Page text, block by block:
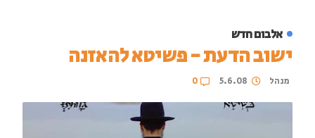
אלבום חדש
ישוב הדעת - פשיטא להאזנה
מנהל 5.6.08
0